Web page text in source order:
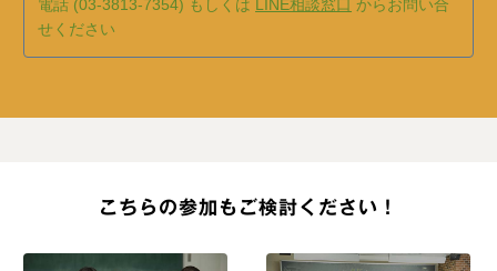
電話 (03-3813-7354) もしくは LINE相談窓口 からお問い合
せください
こちらの参加もご検討ください！